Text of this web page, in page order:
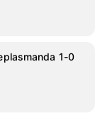
1-0